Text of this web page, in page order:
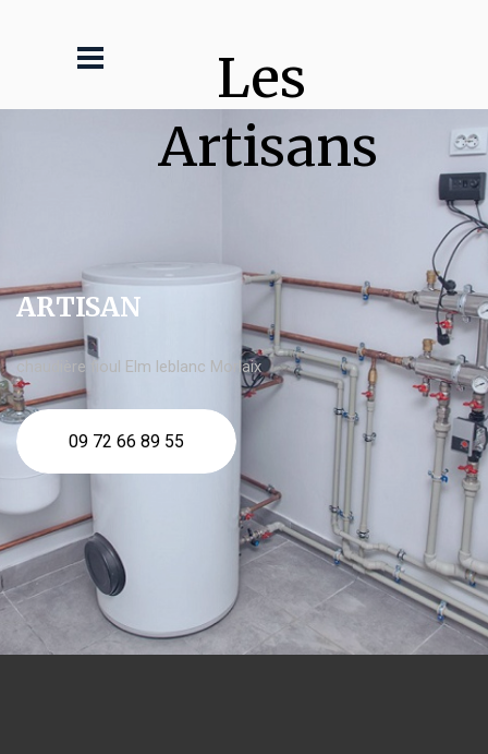
Les
Artisans
ARTISAN
chaudière fioul Elm leblanc Morlaix
09 72 66 89 55